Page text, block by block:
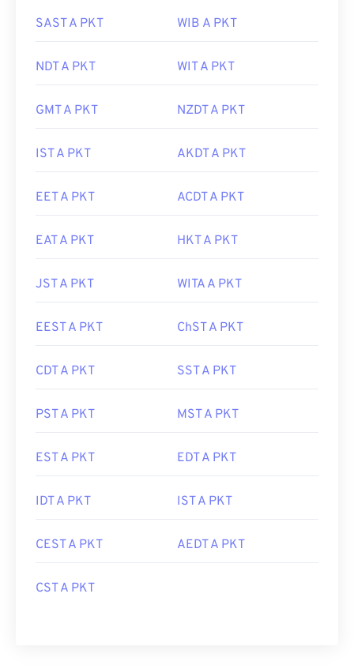
SAST A PKT WIB A PKT
NDT A PKT WIT A PKT
GMT A PKT NZDT A PKT
IST A PKT AKDT A PKT
EET A PKT ACDT A PKT
EAT A PKT HKT A PKT
JST A PKT WITA A PKT
EEST A PKT ChST A PKT
CDT A PKT SST A PKT
PST A PKT MST A PKT
EST A PKT EDT A PKT
IDT A PKT IST A PKT
CEST A PKT AEDT A PKT
CST A PKT